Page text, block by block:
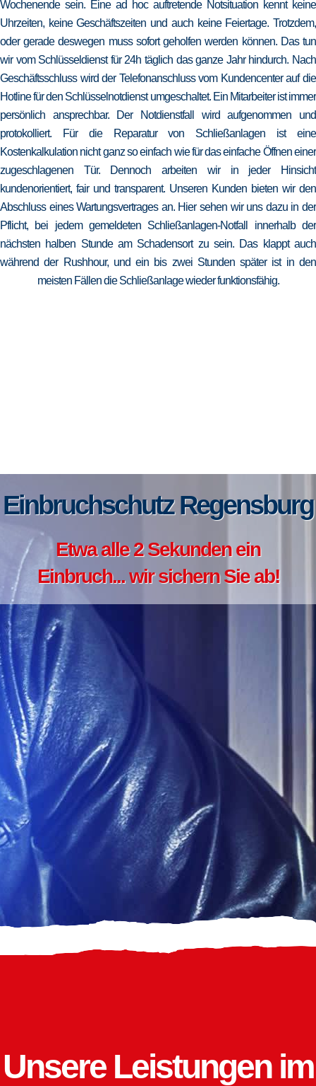
Wochenende sein. Eine ad hoc auftretende Notsituation kennt keine
Uhrzeiten, keine Geschäftszeiten und auch keine Feiertage. Trotzdem,
oder gerade deswegen muss sofort geholfen werden können. Das tun
wir vom Schlüsseldienst für 24h täglich das ganze Jahr hindurch. Nach
Geschäftsschluss wird der Telefonanschluss vom Kundencenter auf die
Hotline für den Schlüsselnotdienst umgeschaltet. Ein Mitarbeiter ist immer
persönlich ansprechbar. Der Notdienstfall wird aufgenommen und
protokolliert. Für die Reparatur von Schließanlagen ist eine
Kostenkalkulation nicht ganz so einfach wie für das einfache Öffnen einer
zugeschlagenen Tür. Dennoch arbeiten wir in jeder Hinsicht
kundenorientiert, fair und transparent. Unseren Kunden bieten wir den
Abschluss eines Wartungsvertrages an. Hier sehen wir uns dazu in der
Pflicht, bei jedem gemeldeten Schließanlagen-Notfall innerhalb der
nächsten halben Stunde am Schadensort zu sein. Das klappt auch
während der Rushhour, und ein bis zwei Stunden später ist in den
meisten Fällen die Schließanlage wieder funktionsfähig.
Einbruchschutz Regensburg
Etwa alle 2 Sekunden ein
Einbruch... wir sichern Sie ab!
Unsere Leistungen im